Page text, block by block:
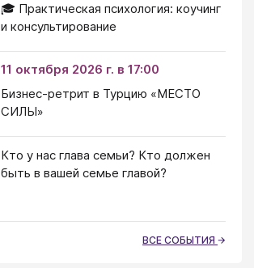
🎓 Практическая психология: коучинг
и консультирование
11 октября 2026 г. в 17:00
Бизнес-ретрит в Турцию «МЕСТО
СИЛЫ»
Кто у нас глава семьи? Кто должен
быть в вашей семье главой?
ВСЕ СОБЫТИЯ